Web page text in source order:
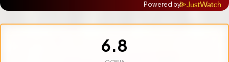
Powered by
6.8